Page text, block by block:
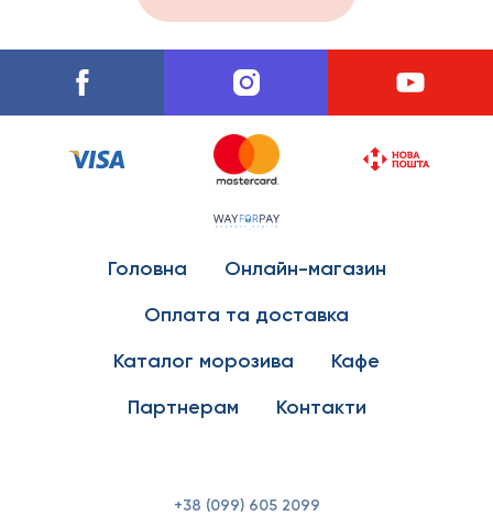
Головна
Онлайн-магазин
Оплата та доставка
Каталог морозива
Кафе
Партнерам
Контакти
+38 (099) 605 2099